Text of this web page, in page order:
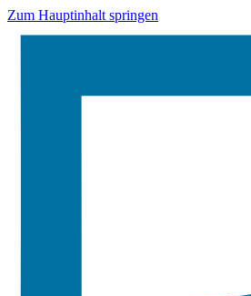
Zum Hauptinhalt springen